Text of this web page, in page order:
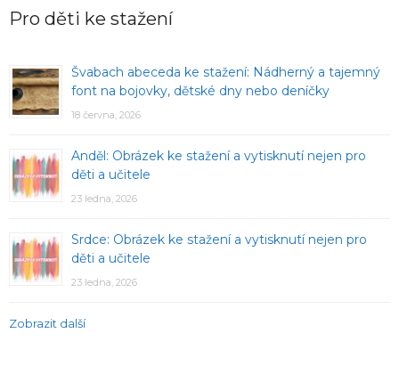
Pro děti ke stažení
Švabach abeceda ke stažení: Nádherný a tajemný
font na bojovky, dětské dny nebo deníčky
18 června, 2026
Anděl: Obrázek ke stažení a vytisknutí nejen pro
děti a učitele
23 ledna, 2026
Srdce: Obrázek ke stažení a vytisknutí nejen pro
děti a učitele
23 ledna, 2026
Zobrazit další